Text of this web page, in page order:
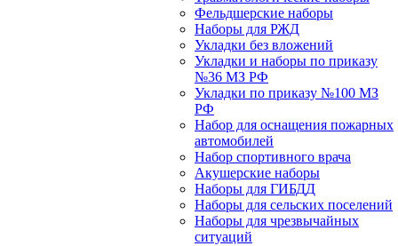
Фельдшерские наборы
Наборы для РЖД
Укладки без вложений
Укладки и наборы по приказу
№36 МЗ РФ
Укладки по приказу №100 МЗ
РФ
Набор для оснащения пожарных
автомобилей
Набор спортивного врача
Акушерские наборы
Наборы для ГИБДД
Наборы для сельских поселений
Наборы для чрезвычайных
ситуаций